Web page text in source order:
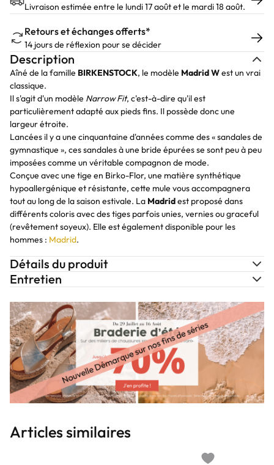
Livraison estimée entre le lundi 17 août et le mardi 18 août.
Retours et échanges offerts*
14 jours de réflexion pour se décider
Description
Aîné de la famille BIRKENSTOCK, le modèle Madrid West un vrai
classique.
Il s'agit d'un modèle Narrow Fit, c'est-à-dire qu'il est
particulièrement adapté aux pieds fins. Il possède donc une
largeur étroite.
Lancées il y a une cinquantaine d'années comme des « sandales de
gymnastique », ces sandales à une bride épurées se sont peu à peu
imposées comme un véritable compagnon de mode.
Conçue avec une tige en Birko-Flor, une matière synthétique
hypoallergénique et résistante, cette mule vous accompagnera
tout au long de la saison estivale. La Madridest proposé dans
différents coloris avec des tiges parfois unies, vernies ou graceful
(revêtement soyeux). Elle est également disponible pour les
hommes : Madrid.
Détails du produit
Entretien
Articles similaires